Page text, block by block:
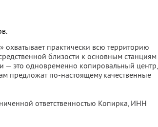
охватывает практически всю территорию
близости к основным станциям
это одновременно копировальный центр,
предложат по-настоящему качественные
ответственностью Копирка, ИНН